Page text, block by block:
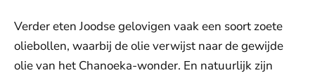
Verder eten Joodse gelovigen vaak een soort zoete
oliebollen, waarbij de olie verwijst naar de gewijde
olie van het Chanoeka-wonder. En natuurlijk zijn